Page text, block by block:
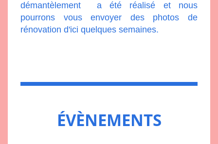
démantèlement  a été réalisé et nous
pourrons vous envoyer des photos de
rénovation d'ici quelques semaines.
ÉVÈNEMENTS